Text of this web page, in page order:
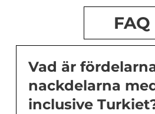
FAQ
Vad är
nackdelarna
inclusive